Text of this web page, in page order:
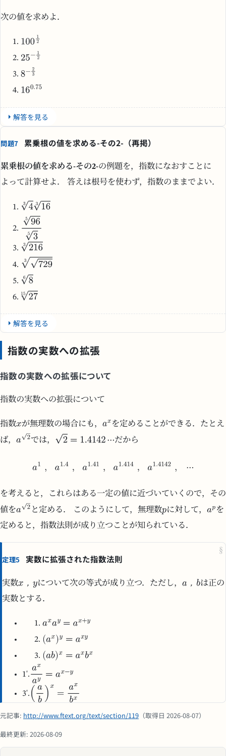
次の値を求めよ．
解答を見る
問題7 累乗根の値を求める-その2-（再掲）
累乗根の値を求める-その2-の例題を，指数になおすことに
よって計算せよ． 答えは根号を使わず，指数のままでよい．
解答を見る
指数の実数への拡張
指数の実数への拡張について
指数の実数への拡張について
指数 が無理数の場合にも，
を定めることができる．たとえ
ば，
では， だから
を考えると，これらはある一定の値に近づいていくので，その
値を
と定める． このようにして，無理数 に対して，
を
定めると，指数法則が成り立つことが知られている．
§
定理5 実数に拡張された指数法則
実数 ， について次の等式が成り立つ．ただし， ，
は正の
実数とする．
1'.
3'.
元記事: http://www.ftext.org/text/section/119 （取得日 2026-08-07）
最終更新: 2026-08-09